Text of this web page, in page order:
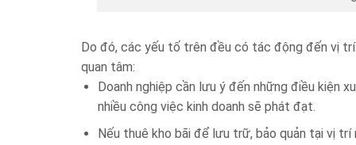
Do đó, các yếu tố trên đều có tác động đến vị
quan tâm:
Doanh nghiệp cần lưu ý đến những điều kiện
nhiều công việc kinh doanh sẽ phát đạt.
Nếu thuê kho bãi để lưu trữ, bảo quản tại vị